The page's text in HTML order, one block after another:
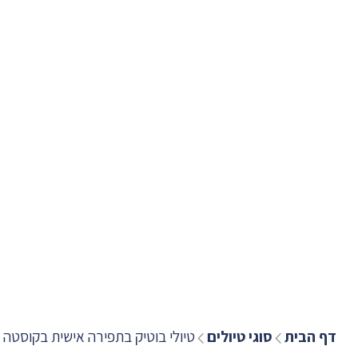
דף הבית סוגי טיולים טיולי בוטיק בתפירה אישית